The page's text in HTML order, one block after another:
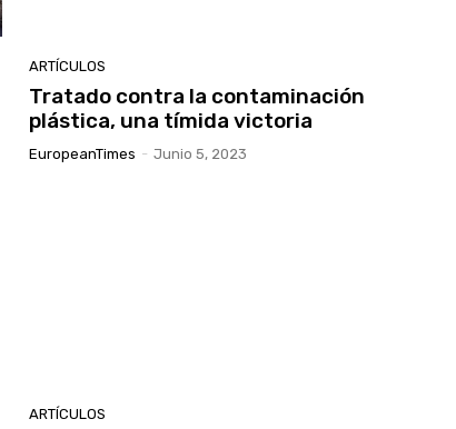
ARTÍCULOS
Tratado contra la contaminación
plástica, una tímida victoria
EuropeanTimes - Junio 5, 2023
ARTÍCULOS